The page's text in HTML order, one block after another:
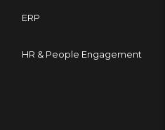
ERP
HR & People Engagement